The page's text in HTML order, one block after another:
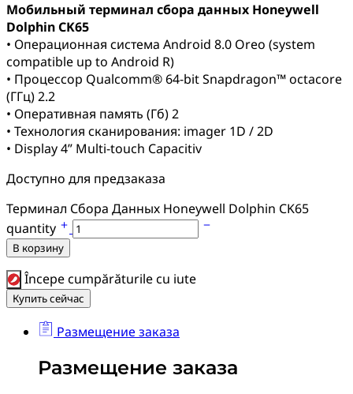
Мобильный терминал сбора данных Honeywell
Dolphin CK65
• Операционная система Android 8.0 Oreo (system
compatible up to Android R)
• Процессор Qualcomm® 64-bit Snapdragon™ octacore
(ГГц) 2.2
• Оперативная память (Гб) 2
• Технология сканирования: imager 1D / 2D
• Display 4” Multi-touch Capacitiv
Доступно для предзаказа
Терминал Сбора Данных Honeywell Dolphin CK65
quantity
В корзину
Începe cumpărăturile cu iute
Купить сейчас
Размещение заказа
Размещение заказа